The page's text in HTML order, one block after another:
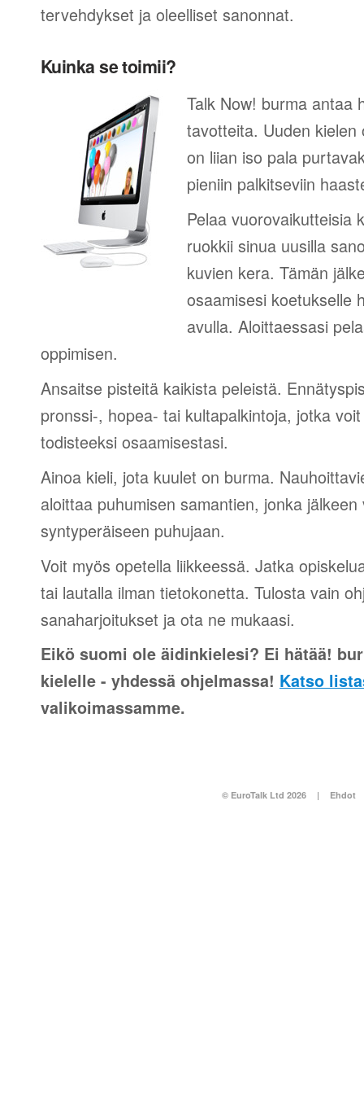
tervehdykset ja oleelliset sanonnat.
Kuinka se toimii?
Talk Now! burma antaa
tavotteita. Uuden
on liian iso pala
pieniin palkitseviin
Pelaa vuorovaikutteisia
ruokkii sinua uusilla
kuvien kera. Tämän
osaamisesi koetukselle
avulla. Aloittaessasi
oppimisen.
Ansaitse pisteitä kaikista peleistä.
pronssi-, hopea- tai kultapalkintoja, jotka
todisteeksi osaamisestasi.
Ainoa kieli, jota kuulet on burma.
aloittaa puhumisen samantien, jonka
syntyperäiseen puhujaan.
Voit myös opetella liikkeessä. Jatka
tai lautalla ilman tietokonetta. Tulosta vain
sanaharjoitukset ja ota ne mukaasi.
Eikö suomi ole äidinkielesi? Ei hätää!
kielelle - yhdessä ohjelmassa! Katso
valikoimassamme.
© EuroTalk Ltd 2026 | Ehdot